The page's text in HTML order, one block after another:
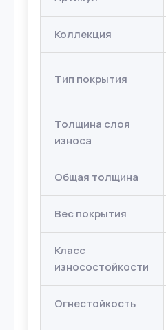
Коллекция
Тип покрытия
Толщина слоя
износа
Общая толщина
Вес покрытия
Класс
износостойкости
Огнестойкость